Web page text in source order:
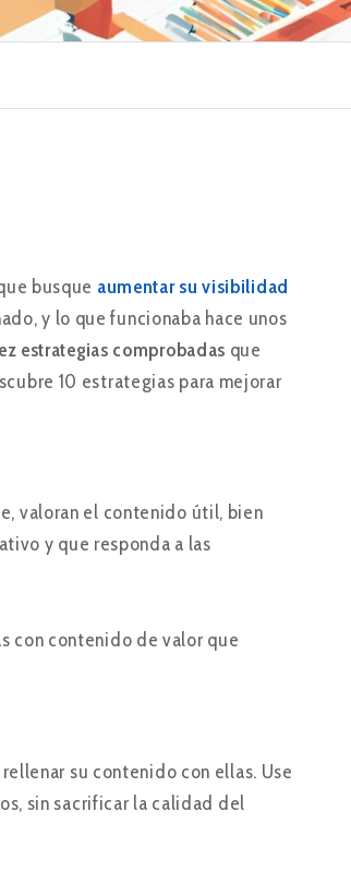
busque aumentar su visibilidad
y lo que funcionaba hace unos
estrategias comprobadas que
10 estrategias para mejorar
valoran el contenido útil, bien
y que responda a las
con contenido de valor que
su contenido con ellas. Use
sin sacrificar la calidad del